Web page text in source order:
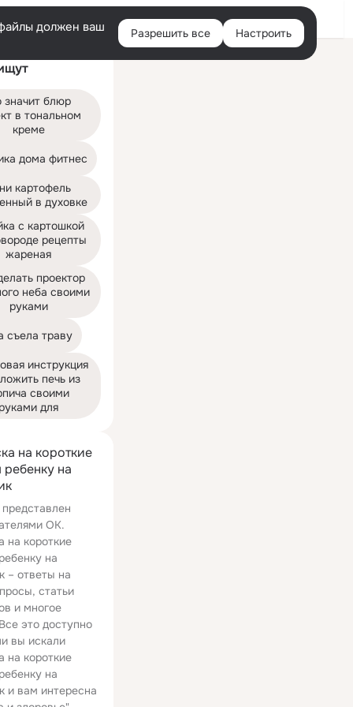
Войти
должен ваш Разрешить все Настроить
на короткие
на
ОК.
на короткие
на
– ответы на
статьи
и многое
это доступно
вы искали
на короткие
на
и вам интересна
значит блюр
в тональном
креме
дома фитнес
картофель
в духовке
с картошкой
рецепты
жареная
проектор
неба своими
руками
съела траву
инструкция
печь из
своими
для